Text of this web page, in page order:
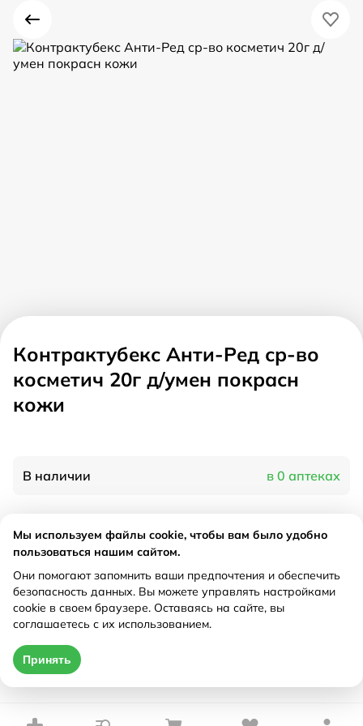
Контрактубекс Анти-Ред ср-во
косметич 20г д/умен покрасн
кожи
В наличии в 0 аптеках
Характеристики
Рецепт
Не требуется
Мы используем файлы cookie, чтобы вам было удобно
пользоваться нашим сайтом.
Они помогают запомнить ваши предпочтения и обеспечить
безопасность данных. Вы можете управлять настройками
cookie в своем браузере. Оставаясь на сайте, вы
соглашаетесь с их использованием.
Принять